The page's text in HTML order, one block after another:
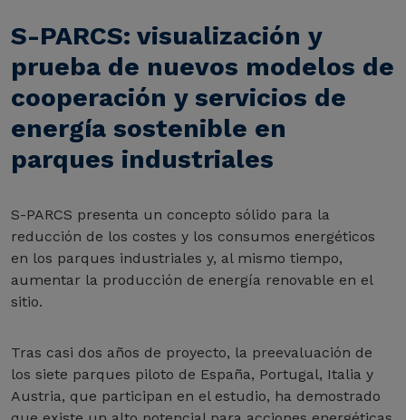
S-PARCS: visualización y
prueba de nuevos modelos de
cooperación y servicios de
energía sostenible en
parques industriales
S-PARCS presenta un concepto sólido para la
reducción de los costes y los consumos energéticos
en los parques industriales y, al mismo tiempo,
aumentar la producción de energía renovable en el
sitio.
Tras casi dos años de proyecto, la preevaluación de
los siete parques piloto de España, Portugal, Italia y
Austria, que participan en el estudio, ha demostrado